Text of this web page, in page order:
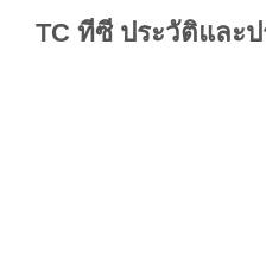
TC ทีซี ประวัติและ